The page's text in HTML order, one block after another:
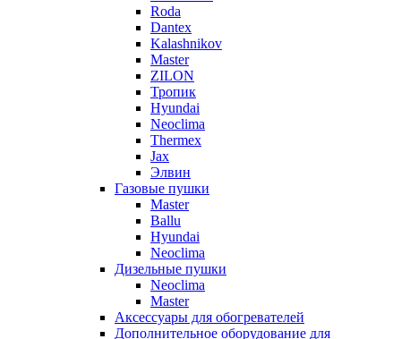
Roda
Dantex
Kalashnikov
Master
ZILON
Тропик
Hyundai
Neoclima
Thermex
Jax
Элвин
Газовые пушки
Master
Ballu
Hyundai
Neoclima
Дизельные пушки
Neoclima
Master
Аксессуары для обогревателей
Дополнительное оборудование для